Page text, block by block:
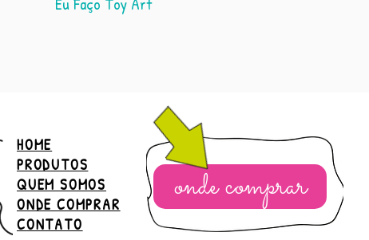
HOME
PRODUTOS
QUEM SOMOS
ONDE COMPRAR
CONTATO
onde comprar